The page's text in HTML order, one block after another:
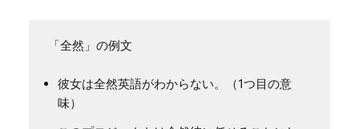
「全然」の例文
彼女は全然英語がわからない。（1つ目の意
味）